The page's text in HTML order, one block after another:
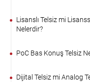
Lisanslı Telsiz mi
Nelerdir?
PoC Bas Konuş Telsiz
Dijital Telsiz mi Analog